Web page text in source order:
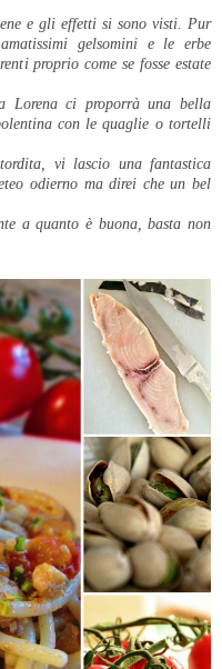
e gli effetti si sono visti. Pur
gelsomini e le erbe
proprio come se fosse estate
Lorena ci proporrà una bella
con le quaglie o tortelli
vi lascio una fantastica
odierno ma direi che un bel
a quanto è buona, basta non